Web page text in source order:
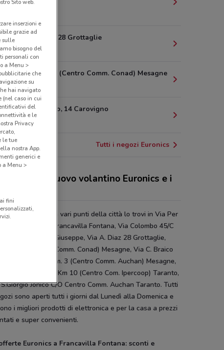
Via A. Diaz, 28 Grottaglie
13 km
S.S.7 Km. 10 (Centro Comm. Conad) Mesagne
19.1 km
Via C. Braico, 14 Carovigno
20.4 km
Tutti i negozi Euronics
sconti del nuovo volantino Euronics e i
è presente in vari punti della città lo trovi in Via Per
Km 0 800 Francavilla Fontana, Via Colombo 45/C
Marzano Di San Giuseppe, Via A. Diaz 28 Grottaglie,
Km. 10 (Centro Comm. Conad) Mesagne, Via C. Braico
Carovigno, S.S.7 Km. 3 (Centro Comm. Auchan) Mesagne,
Per Montemesola Km 10 (Centro Com. Ipercoop) Taranto,
Jonico C/O Centro Comm. Auchan Taranto. Tutti
sono aperti tutti i giorni dal Lunedì alla Domenica e
i migliori prodotti di elettronica e per la casa a prezzi
e super convenienti.
Euronics a Francavilla Fontana: sconti e
Sito web.
inserzioni e
grazie ad
sulle
bisogno del
personali con
a Menu >
che
su
hai navigato
caso in cui
del
e le
Privacy
le tue
nostra App.
generici e
a Menu >
fini